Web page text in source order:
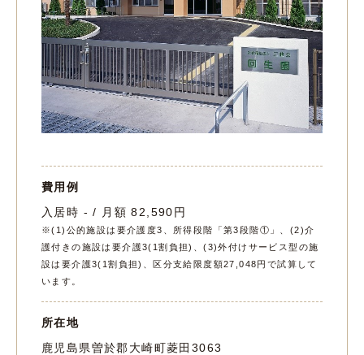
費用例
入居時 - / 月額 82,590円
※(1)公的施設は要介護度3、所得段階「第3段階①」、(2)介
護付きの施設は要介護3(1割負担)、(3)外付けサービス型の施
設は要介護3(1割負担)、区分支給限度額27,048円で試算して
います。
所在地
鹿児島県曽於郡大崎町菱田3063